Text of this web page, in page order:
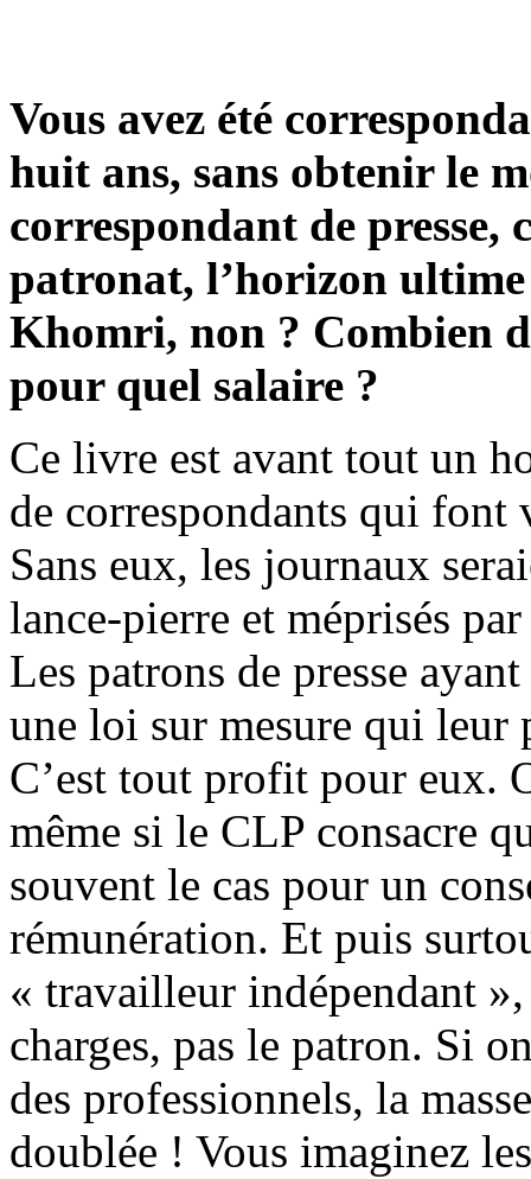
Vous avez été
huit ans, sans obtenir le
correspondant de presse,
patronat, l’horizon
Khomri, non ? Combien
pour quel salaire ?
Ce livre est avant tout un
de correspondants qui font
Sans eux, les journaux
lance‑pierre et méprisés
Les patrons de presse
une loi sur mesure qui leur
C’est tout profit pour eux.
même si le CLP consacre
souvent le cas pour un
rémunération. Et puis
« travailleur indépendant
charges, pas le patron. Si
des professionnels, la
doublée ! Vous imaginez